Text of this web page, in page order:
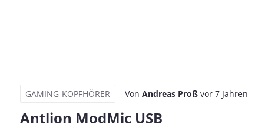
GAMING-KOPFHÖRER Von Andreas Proß vor 7 Jahren
Antlion ModMic USB